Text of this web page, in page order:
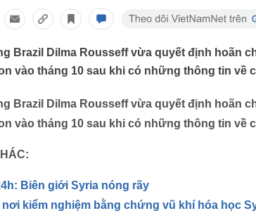
Brazil Dilma Rousseff vừa quyết định hoãn
vào tháng 10 sau khi có những thông tin về
Brazil Dilma Rousseff vừa quyết định hoãn
vào tháng 10 sau khi có những thông tin về
Biên giới Syria nóng rãy
nơi kiểm nghiệm bằng chứng vũ khí hóa học